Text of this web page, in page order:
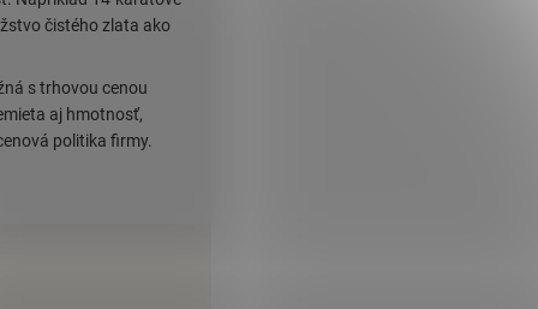
čistého zlata ako
s trhovou cenou
aj hmotnosť,
politika firmy.